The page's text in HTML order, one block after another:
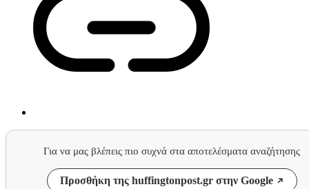
Για να μας βλέπεις πιο συχνά στα αποτελέσματα αναζήτησης
Προσθήκη της huffingtonpost.gr στην Google